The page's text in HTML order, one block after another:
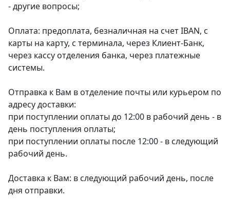
- другие вопросы;
Оплата: предоплата, безналичная на счет IBAN, с
карты на карту, с терминала, через Клиент-Банк,
через кассу отделения банка, через платежные
системы.
Отправка к Вам в отделение почты или курьером по
адресу доставки:
при поступлении оплаты до 12:00 в рабочий день - в
день поступления оплаты;
при поступлении оплаты после 12:00 - в следующий
рабочий день.
Доставка к Вам: в следующий рабочий день, после
дня отправки.